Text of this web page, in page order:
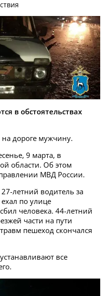
в обстоятельствах
дороге мужчину.
9 марта, в
области. Об этом
МВД России.
летний водитель за
по улице
человека. 44-летний
части на пути
пешеход скончался
все